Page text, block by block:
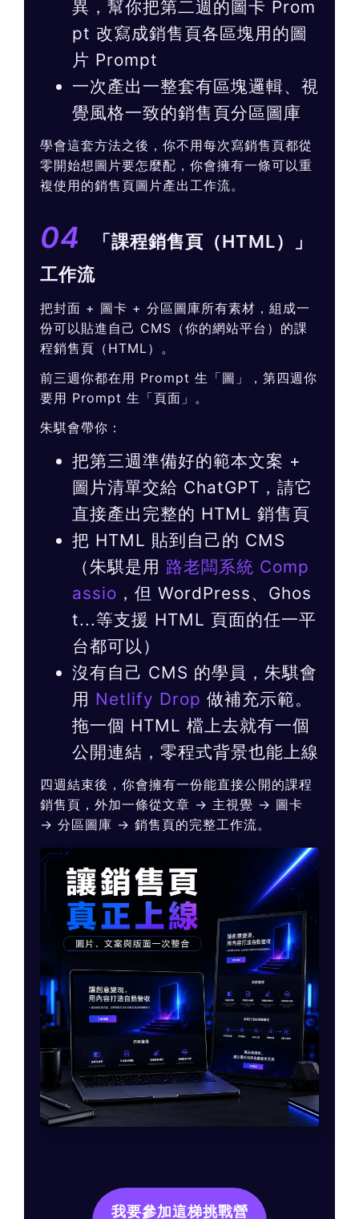
異，幫你把第二週的圖卡 Prom
pt 改寫成銷售頁各區塊用的圖
片 Prompt
一次產出一整套有區塊邏輯、視
覺風格一致的銷售頁分區圖庫
學會這套方法之後，你不用每次寫銷售頁都從
零開始想圖片要怎麼配，你會擁有一條可以重
複使用的銷售頁圖片產出工作流。
04
「課程銷售頁（HTML）」
工作流
把封面 + 圖卡 + 分區圖庫所有素材，組成一
份可以貼進自己 CMS（你的網站平台）的課
程銷售頁（HTML）。
前三週你都在用 Prompt 生「圖」，第四週你
要用 Prompt 生「頁面」。
朱騏會帶你：
把第三週準備好的範本文案 +
圖片清單交給 ChatGPT，請它
直接產出完整的 HTML 銷售頁
把 HTML 貼到自己的 CMS
（朱騏是用 路老闆系統 Comp
assio ，但 WordPress、Ghos
t...等支援 HTML 頁面的任一平
台都可以）
沒有自己 CMS 的學員，朱騏會
用 Netlify Drop 做補充示範。
拖一個 HTML 檔上去就有一個
公開連結，零程式背景也能上線
四週結束後，你會擁有一份能直接公開的課程
銷售頁，外加一條從文章 → 主視覺 → 圖卡
→ 分區圖庫 → 銷售頁的完整工作流。
我要參加這梯挑戰營